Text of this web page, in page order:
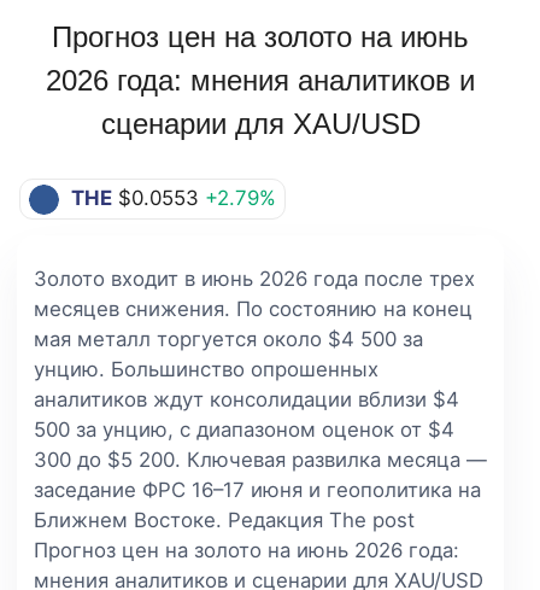
Прогноз цен на золото на июнь
2026 года: мнения аналитиков и
сценарии для XAU/USD
THE $0.0553 +2.79%
Золото входит в июнь 2026 года после трех
месяцев снижения. По состоянию на конец
мая металл торгуется около $4 500 за
унцию. Большинство опрошенных
аналитиков ждут консолидации вблизи $4
500 за унцию, с диапазоном оценок от $4
300 до $5 200. Ключевая развилка месяца —
заседание ФРС 16–17 июня и геополитика на
Ближнем Востоке. Редакция The post
Прогноз цен на золото на июнь 2026 года:
мнения аналитиков и сценарии для XAU/USD